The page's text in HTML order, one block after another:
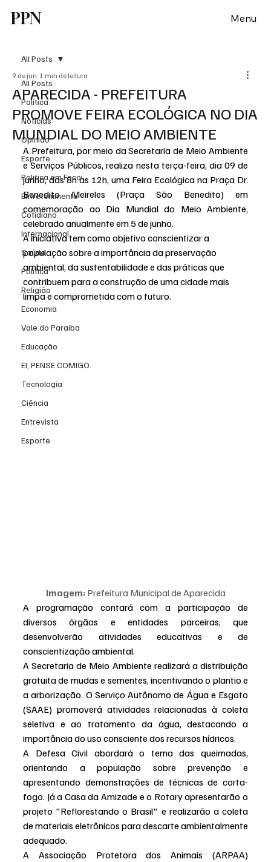
PPN Menu
All Posts
Política
Notícias
Opinião
Esporte
Politica em Foco
Entretenimento
Cotidiano
Internacional
Saúde
Politica
Religião
Economia
Vale do Paraiba
Educação
EI, PENSE COMIGO.
Tecnologia
Ciência
Entrevista
Esporte
All Posts
APARECIDA - PREFEITURA
PROMOVE FEIRA ECOLÓGICA NO DIA
MUNDIAL DO MEIO AMBIENTE
9 de jun. 1 min de leitura
A Prefeitura, por meio da Secretaria de Meio Ambiente
e Serviços Públicos, realiza nesta terça-feira, dia 09 de
junho, das 8h às 12h, uma Feira Ecológica na Praça Dr.
Benedito Meireles (Praça São Benedito) em
comemoração ao Dia Mundial do Meio Ambiente,
celebrado anualmente em 5 de junho.
A iniciativa tem como objetivo conscientizar a
população sobre a importância da preservação
ambiental, da sustentabilidade e das práticas que
contribuem para a construção de uma cidade mais
limpa e comprometida com o futuro.
Imagem: Prefeitura Municipal de Aparecida
A programação contará com a participação de
diversos órgãos e entidades parceiras, que
desenvolverão atividades educativas e de
conscientização ambiental.
A Secretaria de Meio Ambiente realizará a distribuição
gratuita de mudas e sementes, incentivando o plantio e
a arborização. O Serviço Autônomo de Água e Esgoto
(SAAE) promoverá atividades relacionadas à coleta
seletiva e ao tratamento da água, destacando a
importância do uso consciente dos recursos hídricos.
A Defesa Civil abordará o tema das queimadas,
orientando a população sobre prevenção e
apresentando demonstrações de técnicas de corta-
fogo. Já a Casa da Amizade e o Rotary apresentarão o
projeto "Reflorestando o Brasil" e realizarão a coleta
de materiais eletrônicos para descarte ambientalmente
adequado.
A Associação Protetora dos Animais (ARPAA)